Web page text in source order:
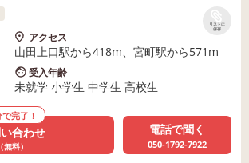
リストに
保存
アクセス
山田上口駅から418m、宮町駅から571m
受入年齢
未就学 小学生 中学生 高校生
で完了！
合わせ
（無料）
電話で聞く
050-1792-7922